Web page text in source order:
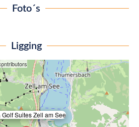
Foto´s
Ligging
Golf Suites Zell am See
×